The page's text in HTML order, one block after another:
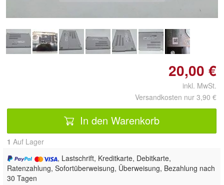
20,00 €
inkl. MwSt.
Versandkosten nur 3,90 €
In den Warenkorb
1 Auf Lager
, Lastschrift, Kreditkarte, Debitkarte,
Ratenzahlung, Sofortüberweisung, Überweisung, Bezahlung nach
30 Tagen